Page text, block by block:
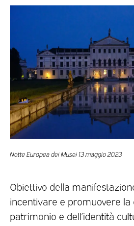
Notte Europea dei Musei 13 maggio 2023
Obiettivo della
incentivare e promuovere la
patrimonio e dell’identità